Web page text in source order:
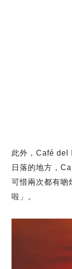
此外，Café del
日落的地方，
可惜兩次都有啲
啦」。